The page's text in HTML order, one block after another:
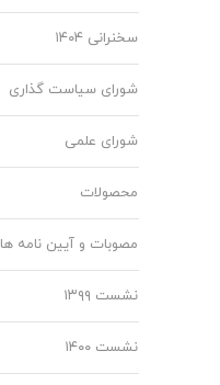
سخنرانی ۱۴۰۴
شورای سیاست گذاری
شورای علمی
محصولات
مصوبات و آیین نامه ها
نشست ۱۳۹۹
نشست ۱۴۰۰